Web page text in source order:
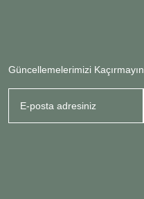
Güncellemelerimizi Kaçırmayın